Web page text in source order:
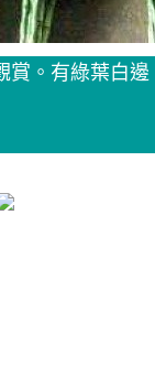
。有綠葉白